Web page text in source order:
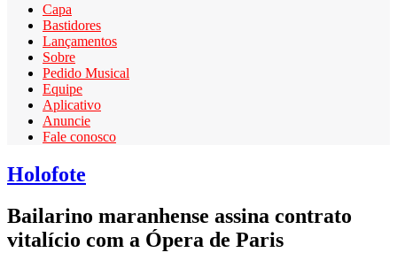
Capa
Bastidores
Lançamentos
Sobre
Pedido Musical
Equipe
Aplicativo
Anuncie
Fale conosco
Holofote
Bailarino maranhense assina contrato
vitalício com a Ópera de Paris